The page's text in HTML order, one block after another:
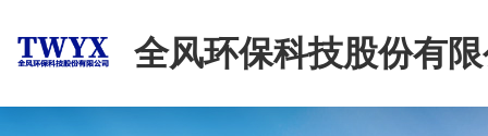
全风环保科技股份有